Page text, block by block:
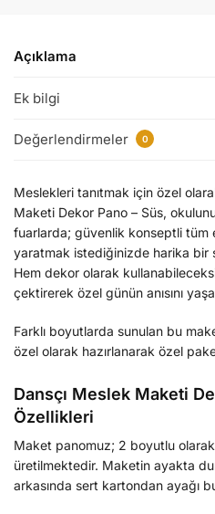
Açıklama
Ek bilgi
Değerlendirmeler 0
Meslekleri tanıtmak için özel
Maketi Dekor Pano – Süs,
fuarlarda; güvenlik konseptli tüm
yaratmak istediğinizde harika bir
Hem dekor olarak
çektirerek özel günün anısını
Farklı boyutlarda sunulan bu
özel olarak hazırlanarak özel
Dansçı Meslek Maketi
Özellikleri
Maket panomuz; 2 boyutlu
üretilmektedir. Maketin ayakta
arkasında sert kartondan ayağı